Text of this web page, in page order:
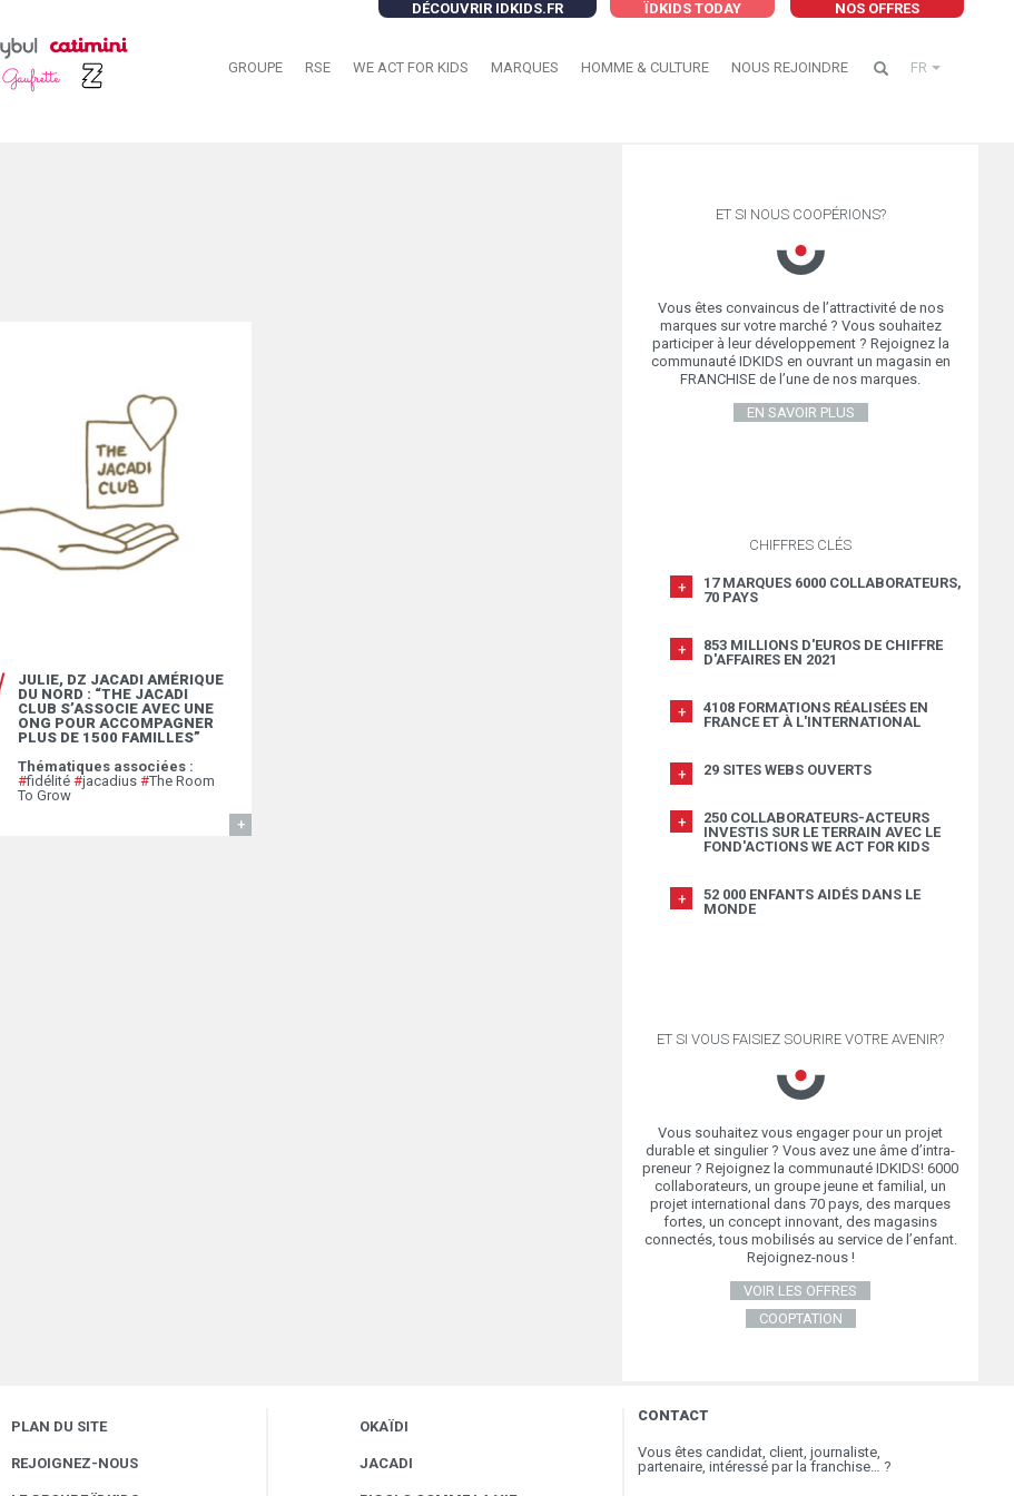
DÉCOUVRIR IDKIDS.FR NOS OFFRES
ÏDKIDS TODAY
GROUPE RSE WE ACT FOR KIDS MARQUES HOMME & CULTURE NOUS REJOINDRE FR
JULIE, DZ JACADI AMÉRIQUE
DU NORD : “THE JACADI
CLUB S’ASSOCIE AVEC UNE
ONG POUR ACCOMPAGNER
PLUS DE 1500 FAMILLES”
Thématiques associées :
#fidélité #jacadius #The Room
To Grow
ET SI NOUS COOPÉRIONS?
Vous êtes convaincus de l’attractivité de nos
marques sur votre marché ? Vous souhaitez
participer à leur développement ? Rejoignez la
communauté IDKIDS en ouvrant un magasin en
FRANCHISE de l’une de nos marques.
EN SAVOIR PLUS
CHIFFRES CLÉS
17 MARQUES 6000 COLLABORATEURS,
70 PAYS
853 MILLIONS D'EUROS DE CHIFFRE
D'AFFAIRES EN 2021
4108 FORMATIONS RÉALISÉES EN
FRANCE ET À L'INTERNATIONAL
29 SITES WEBS OUVERTS
250 COLLABORATEURS-ACTEURS
INVESTIS SUR LE TERRAIN AVEC LE
FOND'ACTIONS WE ACT FOR KIDS
52 000 ENFANTS AIDÉS DANS LE
MONDE
ET SI VOUS FAISIEZ SOURIRE VOTRE AVENIR?
Vous souhaitez vous engager pour un projet
durable et singulier ? Vous avez une âme d’intra-
preneur ? Rejoignez la communauté IDKIDS! 6000
collaborateurs, un groupe jeune et familial, un
projet international dans 70 pays, des marques
fortes, un concept innovant, des magasins
connectés, tous mobilisés au service de l’enfant.
Rejoignez-nous !
VOIR LES OFFRES
COOPTATION
PLAN DU SITE
REJOIGNEZ-NOUS
OKAÏDI
JACADI
CONTACT
Vous êtes candidat, client, journaliste,
partenaire, intéressé par la franchise… ?